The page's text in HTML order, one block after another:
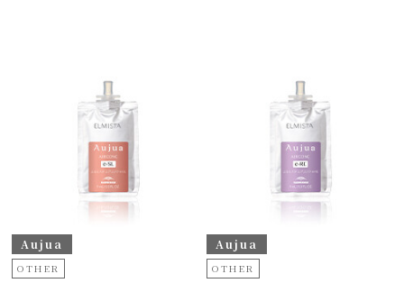
Aujua
OTHER
Aujua
OTHER